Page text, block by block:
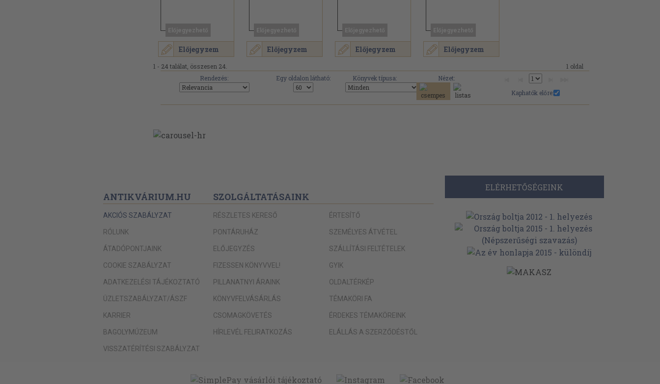
Előjegyzem Előjegyzem Előjegyzem Előjegyzem
1 - 24 találat, összesen 24.
1 oldal
Rendezés:
Egy oldalon látható: Könyvek típusa:
Nézet:
Kaphatók előre:
ANTIKVÁRIUM.HU
AKCIÓS SZABÁLYZAT
RÓLUNK
ÁTADÓPONTJAINK
COOKIE SZABÁLYZAT
ADATKEZELÉSI TÁJÉKOZTATÓ
ÜZLETSZABÁLYZAT/ÁSZF
KARRIER
BAGOLYMÚZEUM
VISSZATÉRÍTÉSI SZABÁLYZAT
SZOLGÁLTATÁSAINK
RÉSZLETES KERESŐ
PONTÁRUHÁZ
ELŐJEGYZÉS
FIZESSEN KÖNYVVEL!
PILLANATNYI ÁRAINK
KÖNYVFELVÁSÁRLÁS
CSOMAGKÖVETÉS
HÍRLEVÉL FELIRATKOZÁS
ÉRTESÍTŐ
SZEMÉLYES ÁTVÉTEL
SZÁLLÍTÁSI FELTÉTELEK
GYIK
OLDALTÉRKÉP
TÉMAKÖRI FA
ÉRDEKES TÉMAKÖREINK
ELÁLLÁS A SZERZŐDÉSTŐL
ELÉRHETŐSÉGEINK